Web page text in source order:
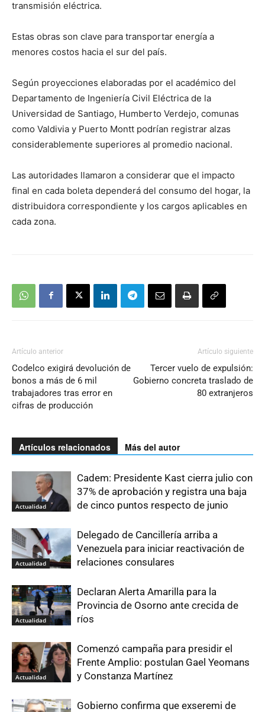
transmisión eléctrica.
Estas obras son clave para transportar energía a
menores costos hacia el sur del país.
Según proyecciones elaboradas por el académico del
Departamento de Ingeniería Civil Eléctrica de la
Universidad de Santiago, Humberto Verdejo, comunas
como Valdivia y Puerto Montt podrían registrar alzas
considerablemente superiores al promedio nacional.
Las autoridades llamaron a considerar que el impacto
final en cada boleta dependerá del consumo del hogar, la
distribuidora correspondiente y los cargos aplicables en
cada zona.
Artículo anterior
Codelco exigirá devolución de
bonos a más de 6 mil
trabajadores tras error en
cifras de producción
Artículo siguiente
Tercer vuelo de expulsión:
Gobierno concreta traslado de
80 extranjeros
Artículos relacionados Más del autor
Actualidad
Cadem: Presidente Kast cierra julio con
37% de aprobación y registra una baja
de cinco puntos respecto de junio
Actualidad
Delegado de Cancillería arriba a
Venezuela para iniciar reactivación de
relaciones consulares
Actualidad
Declaran Alerta Amarilla para la
Provincia de Osorno ante crecida de
ríos
Actualidad
Comenzó campaña para presidir el
Frente Amplio: postulan Gael Yeomans
y Constanza Martínez
Gobierno confirma que exseremi de